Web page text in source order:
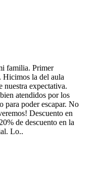
familia. Primer
Hicimos la del aula
nuestra expectativa.
atendidos por los
para poder escapar. No
Descuento en
de descuento en la
Lo..